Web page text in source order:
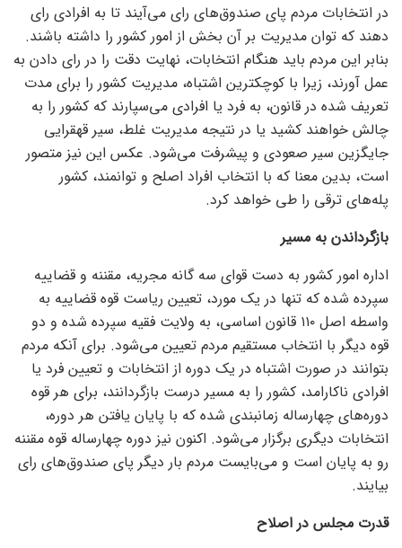
در انتخابات مردم پای صندوق‌های رای می‌آیند تا به افرادی رای
دهند که توان مدیریت بر آن بخش از امور کشور را داشته باشند.
بنابر این مردم باید هنگام انتخابات، نهایت دقت را در رای دادن به
عمل آورند، زیرا با کوچکترین اشتباه، مدیریت کشور را برای مدت
تعریف شده در قانون، به فرد یا افرادی می‌سپارند که کشور را به
چالش خواهند کشید یا در نتیجه مدیریت غلط، سیر قهقرایی
جایگزین سیر صعودی و پیشرفت می‌شود. عکس این نیز متصور
است، بدین معنا که با انتخاب افراد اصلح و توانمند، کشور
پله‌های ترقی را طی خواهد کرد.
بازگرداندن به مسیر
اداره امور کشور به دست قوای سه گانه مجریه، مقننه و قضاییه
سپرده شده که تنها در یک مورد، تعیین ریاست قوه قضاییه به
واسطه اصل ۱۱۰ قانون اساسی، به ولایت فقیه سپرده شده و دو
قوه دیگر با انتخاب مستقیم مردم تعیین می‌شود. برای آنکه مردم
بتوانند در صورت اشتباه در یک دوره از انتخابات و تعیین فرد یا
افرادی ناکارامد، کشور را به مسیر درست بازگردانند، برای هر قوه
دوره‌های چهارساله زمانبندی شده که با پایان یافتن هر دوره،
انتخابات دیگری برگزار می‌شود. اکنون نیز دوره چهارساله قوه مقننه
رو به پایان است و می‌بایست مردم بار دیگر پای صندوق‌های رای
بیایند.
قدرت مجلس در اصلاح